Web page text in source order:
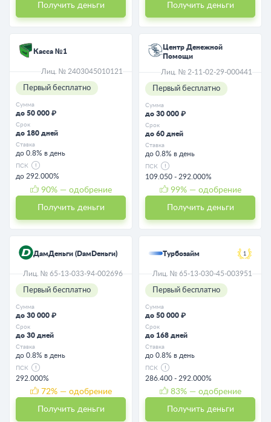
Получить деньги Получить деньги
Касса №1
Лиц. № 2403045010121
Первый бесплатно
Сумма
до 50 000 ₽
Срок
до 180 дней
Ставка
до 0.8% в день
ПСК
до 292.000%
90% — одобрение
Получить деньги
Центр Денежной
Помощи
Лиц. № 2-11-02-29-000441
Первый бесплатно
Сумма
до 30 000 ₽
Срок
до 60 дней
Ставка
до 0.8% в день
ПСК
109.050 - 292.000%
99% — одобрение
Получить деньги
ДамДеньги (DaмDeньги)
Лиц. № 65-13-033-94-002696
Первый бесплатно
Сумма
до 30 000 ₽
Срок
до 30 дней
Ставка
до 0.8% в день
ПСК
292.000%
72% — одобрение
Получить деньги
Турбозайм 1
Лиц. № 65-13-030-45-003951
Первый бесплатно
Сумма
до 50 000 ₽
Срок
до 168 дней
Ставка
до 0.8% в день
ПСК
286.400 - 292.000%
83% — одобрение
Получить деньги